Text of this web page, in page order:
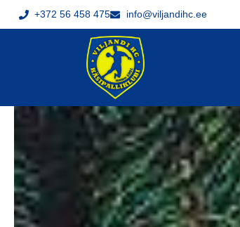
+372 56 458 475 info@viljandihc.ee